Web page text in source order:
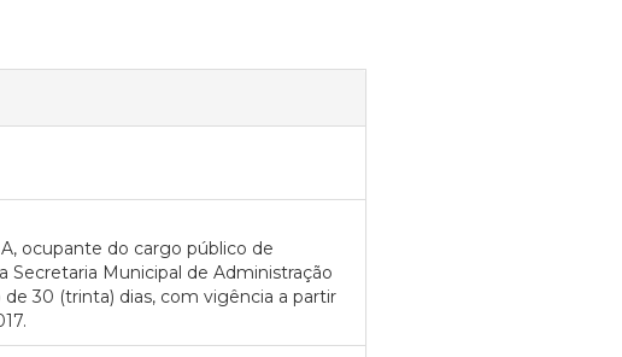
ocupante do cargo público de
Secretaria Municipal de Administração
30 (trinta) dias, com vigência a partir